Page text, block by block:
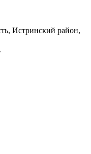
Истринский район,